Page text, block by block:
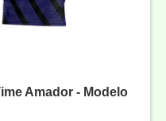
Amador - Modelo